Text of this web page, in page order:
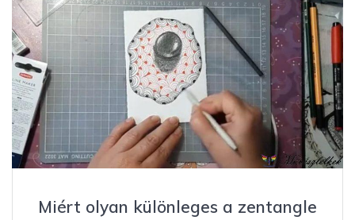
Miért olyan különleges a zentangle